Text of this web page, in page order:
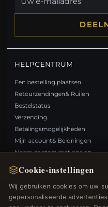
Cookie-instellingen
Wij gebruiken cookies om uw
gepersonaliseerde
HELPCENTRUM
Een bestelling plaatsen
Retourzendingen& Ruilen
Bestelstatus
Verzending
Betalingsmogelijkheden
Mijn account& Beloningen
Neem contact met ons op
Nieuwe producten